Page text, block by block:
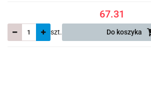
67.31
szt. Do koszyka